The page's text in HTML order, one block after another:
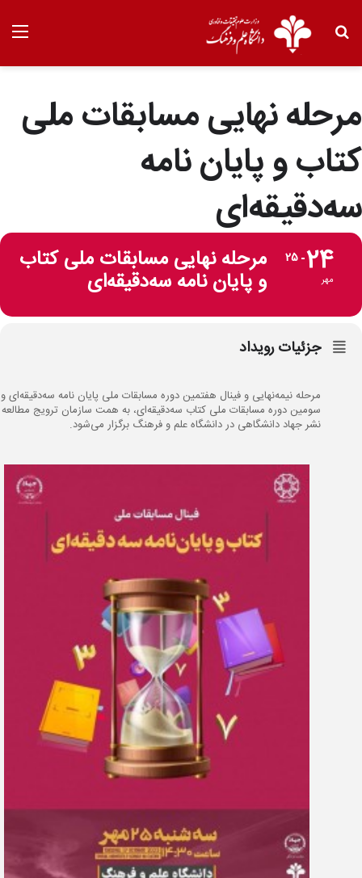
مرحله نهایی مسابقات ملی
کتاب و پایان نامه
سه‌دقیقه‌ای
24
مهر
25 مرحله نهایی مسابقات ملی کتاب
و پایان نامه سه‌دقیقه‌ای
جزئیات رویداد
مرحله نیمه‌نهایی و فینال هفتمین دوره مسابقات ملی پایان نامه سه‌دقیقه‌ای و
سومین دوره مسابقات ملی کتاب سه‌دقیقه‌ای، به همت سازمان ترویج
نشر جهاد دانشگاهی در دانشگاه علم و فرهنگ برگزار می‌شود.